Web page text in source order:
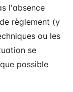
l'absence
règlement (y
ou les
se
possible